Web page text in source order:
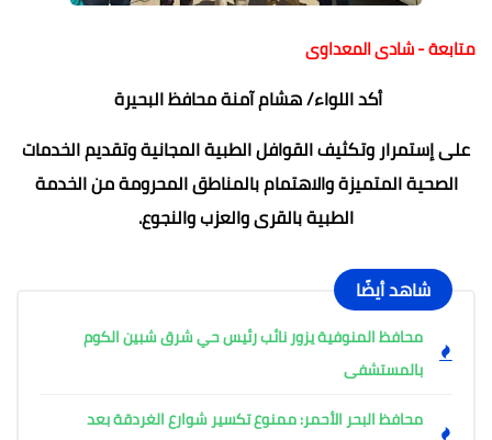
متابعة - شادى المعداوى
أكد اللواء/ هشام آمنة محافظ البحيرة
على إستمرار وتكثيف القوافل الطبية المجانية وتقديم الخدمات
الصحية المتميزة والاهتمام بالمناطق المحرومة من الخدمة
الطبية بالقرى والعزب والنجوع.
شاهد أيضًا
محافظ المنوفية يزور نائب رئيس حي شرق شبين الكوم
بالمستشفى
محافظ البحر الأحمر: ممنوع تكسير شوارع الغردقة بعد